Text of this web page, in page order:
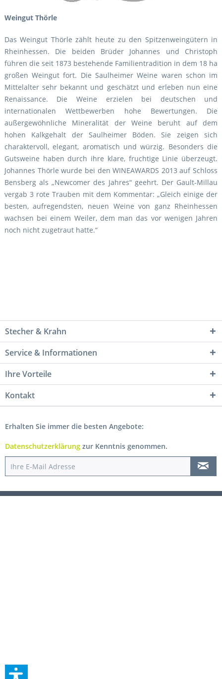
Weingut Thörle
Das Weingut Thörle zählt heute zu den Spitzenweingütern in
Rheinhessen. Die beiden Brüder Johannes und Christoph
führen die seit 1873 bestehende Familientradition in dem 18 ha
großen Weingut fort. Die Saulheimer Weine waren schon im
Mittelalter sehr bekannt und geschätzt und erleben nun eine
Renaissance. Die Weine erzielen bei deutschen und
internationalen Wettbewerben hohe Bewertungen. Die
außergewöhnliche Mineralität der Weine beruht auf dem
hohen Kalkgehalt der Saulheimer Böden. Sie zeigen sich
charaktervoll, elegant, aromatisch und würzig. Besonders die
Gutsweine haben durch ihre klare, fruchtige Linie überzeugt.
Johannes Thörle wurde bei den WINEAWARDS 2013 auf Schloss
Bensberg als „Newcomer des Jahres“ geehrt. Der Gault-Millau
vergab 3 rote Trauben mit dem Kommentar: „Gleich einige der
besten, aufregendsten, neuen Weine von ganz Rheinhessen
wachsen bei einem Weiler, dem man das vor wenigen Jahren
noch nicht zugetraut hatte.“
Stecher & Krahn
Service & Informationen
Ihre Vorteile
Kontakt
Erhalten Sie immer die besten Angebote:
Datenschutzerklärung zur Kenntnis genommen.